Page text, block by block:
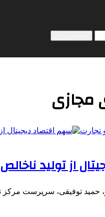
مجازی
تجارت
ناخالص ملی باید به
حمید توفیقی، سرپرست